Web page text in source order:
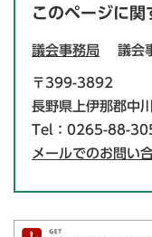
このページに関
議会事務局 議会
〒399-3892
長野県上伊那郡中
Tel：0265-88-
メールでのお問い